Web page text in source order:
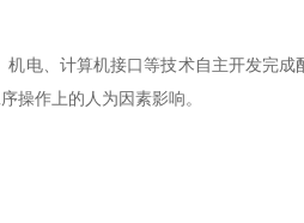
、计算机接口等技术自主开发完成
操作上的人为因素影响。